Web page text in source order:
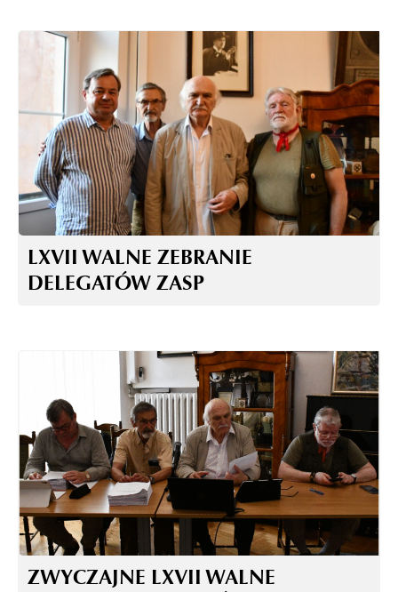
LXVII WALNE ZEBRANIE
DELEGATÓW ZASP
ZWYCZAJNE LXVII WALNE